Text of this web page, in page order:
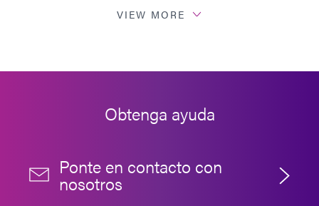
VIEW MORE
Obtenga ayuda
Ponte en contacto con
nosotros